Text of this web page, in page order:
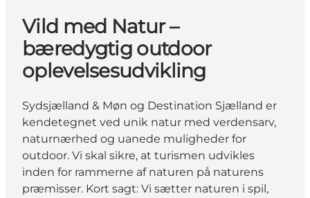
Vild med Natur –
bæredygtig outdoor
oplevelsesudvikling
Sydsjælland & Møn og Destination Sjælland er
kendetegnet ved unik natur med verdensarv,
naturnærhed og uanede muligheder for
outdoor. Vi skal sikre, at turismen udvikles
inden for rammerne af naturen på naturens
præmisser. Kort sagt: Vi sætter naturen i spil,